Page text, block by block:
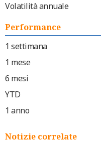
Volatilità annuale
Performance
1 settimana
1 mese
6 mesi
YTD
1 anno
Notizie correlate